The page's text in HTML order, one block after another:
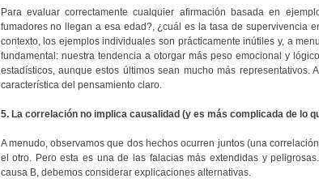
Para evaluar correctamente cualquier afirmación basada en
fumadores no llegan a esa edad?, ¿cuál es la tasa de supervivencia
contexto, los ejemplos individuales son prácticamente inútiles y, a
fundamental: nuestra tendencia a otorgar más peso emocional y
estadísticos, aunque estos últimos sean mucho más
característica del pensamiento claro.
5. La correlación no implica causalidad (y es más complicada de lo
A menudo, observamos que dos hechos ocurren juntos (una
el otro. Pero esta es una de las falacias más extendidas y
causa B, debemos considerar explicaciones alternativas.